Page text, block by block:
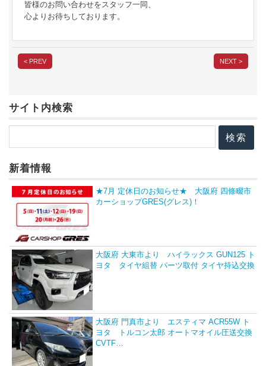
皆様のお問い合わせをスタッフ一同、
心よりお待ちしております。
< PREV NEXT >
サイト内検索
新着情報
★7月 定休日のお知らせ★ 大阪府 四條畷市
カーショップGRES(グレス)！
大阪府 大東市より ハイラックス GUN125 ト
ヨタ タイヤ組替 パーツ取付 タイヤ持込交換
大阪府 門真市より エスティマ ACR55W ト
ヨタ トルコン太郎 オートマオイル圧送交換
CVTF…